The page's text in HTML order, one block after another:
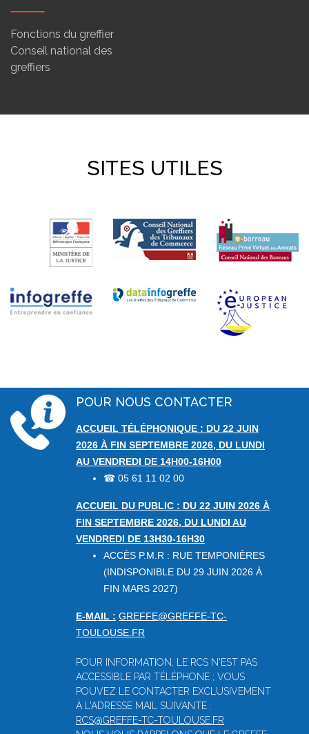
Fonctions du greffier
Conseil national des
greffiers
SITES UTILES
POUR NOUS CONTACTER
ACCUEIL TÉLÉPHONIQUE : DU 22 JUIN
2026 À FIN SEPTEMBRE 2026, DU LUNDI
AU VENDREDI DE 14H00-16H00
☎ 05 61 11 02 00
ACCUEIL DU PUBLIC : DU 22 JUIN 2026 À
FIN SEPTEMBRE 2026, DU LUNDI AU
VENDREDI DE 13H30-16H30
ACCÈS P.M.R : RUE TEMPONIÈRES
(INDISPONIBLE DU 29 JUIN 2026 À
FIN MARS 2027)
E-MAIL : GREFFE@GREFFE-TC-
TOULOUSE.FR
POUR INFORMATION, LE RCS N'EST PAS
ACCESSIBLE PAR TÉLÉPHONE ; VOUS
POUVEZ LE CONTACTER EXCLUSIVEMENT
À L'ADRESSE MAIL SUIVANTE :
RCS@GREFFE-TC-TOULOUSE.FR